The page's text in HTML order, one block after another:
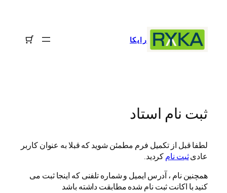
رایکا
ثبت نام استاد
لطفا قبل از تکمیل فرم مطمئن شوید که قبلا به عنوان کاربر
عادیثبت نامکردید.
همچنین نام ، آدرس ایمیل و شماره تلفنی که اینجا ثبت می
کنید با اکانت ثبت نام شده مطابقت داشته باشد